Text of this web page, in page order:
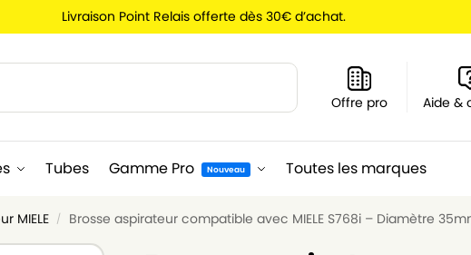
Livraison Point Relais offerte dès 30€ d’achat.
Offre pro Aide &
Tubes Gamme Pro Nouveau Toutes les marques
MIELE / Brosse aspirateur compatible avec MIELE S768i – Diamètre